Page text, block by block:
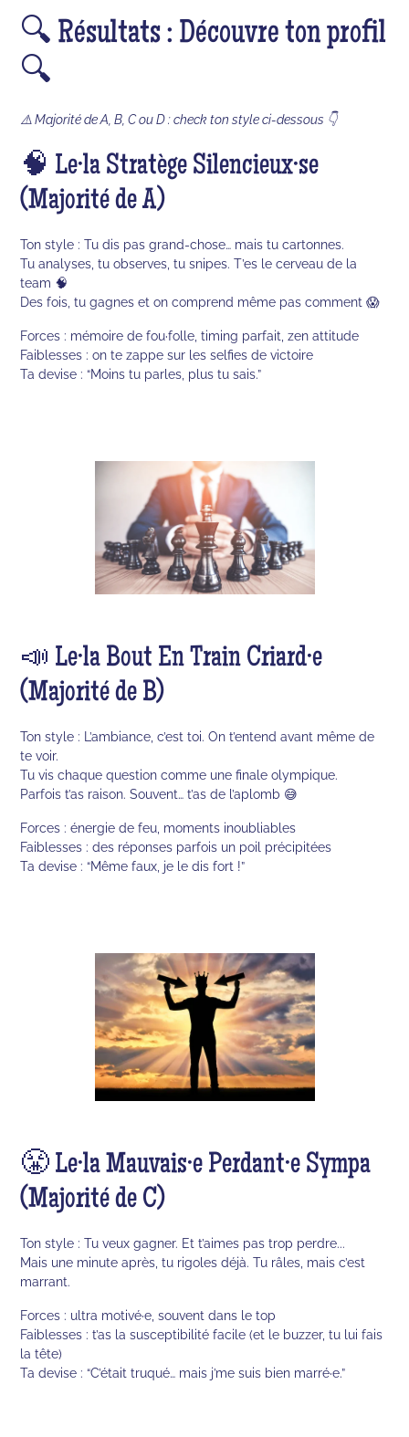
🔍 Résultats : Découvre ton profil
🔍
⚠️ Majorité de A, B, C ou D : check ton style ci-dessous 👇
🧠 Le·la Stratège Silencieux·se
(Majorité de A)
Ton style : Tu dis pas grand-chose… mais tu cartonnes.
Tu analyses, tu observes, tu snipes. T’es le cerveau de la
team 🧠
Des fois, tu gagnes et on comprend même pas comment 😱
Forces : mémoire de fou·folle, timing parfait, zen attitude
Faiblesses : on te zappe sur les selfies de victoire
Ta devise : “Moins tu parles, plus tu sais.”
📣 Le·la Bout En Train Criard·e
(Majorité de B)
Ton style : L’ambiance, c’est toi. On t’entend avant même de
te voir.
Tu vis chaque question comme une finale olympique.
Parfois t’as raison. Souvent… t’as de l’aplomb 😅
Forces : énergie de feu, moments inoubliables
Faiblesses : des réponses parfois un poil précipitées
Ta devise : “Même faux, je le dis fort !”
😤 Le·la Mauvais·e Perdant·e Sympa
(Majorité de C)
Ton style : Tu veux gagner. Et t’aimes pas trop perdre...
Mais une minute après, tu rigoles déjà. Tu râles, mais c’est
marrant.
Forces : ultra motivé·e, souvent dans le top
Faiblesses : t’as la susceptibilité facile (et le buzzer, tu lui fais
la tête)
Ta devise : “C’était truqué… mais j’me suis bien marré·e.”